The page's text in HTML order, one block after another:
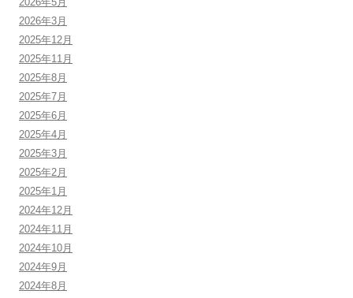
2026年3月
2025年12月
2025年11月
2025年8月
2025年7月
2025年6月
2025年4月
2025年3月
2025年2月
2025年1月
2024年12月
2024年11月
2024年10月
2024年9月
2024年8月